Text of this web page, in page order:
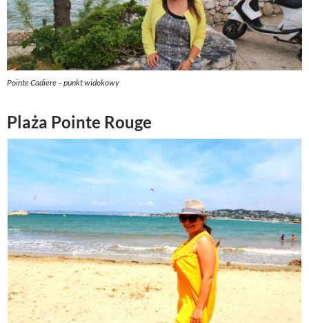
Pointe Cadiere – punkt widokowy
Plaża Pointe Rouge